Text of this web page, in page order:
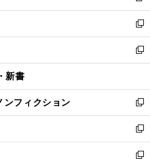
ウ
で
開
く
ン
ド
ウ
で
開
ウ
ィ
ン
ド
ウ
開
く
し
い
ウ
ィ
ン
ウ
で
開
く
新
し
い
ウ
ン
ド
ウ
で
開
く
新
し
ウ
ィ
ン
ド
ウ
で
新書
ンフィクション
新
し
い
ウ
ィ
新
し
い
新